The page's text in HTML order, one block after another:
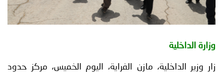
الأمانة
من
نحن
اتصل
بنا
وزارة الداخلية
زار وزير الداخلية، مازن الفراية، اليوم الخميس، مركز حدود